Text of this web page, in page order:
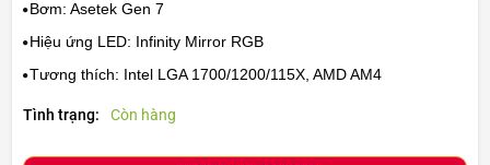
Bơm: Asetek Gen 7
Hiệu ứng LED: Infinity Mirror RGB
Tương thích: Intel LGA 1700/1200/115X, AMD AM4
Tình trạng: Còn hàng